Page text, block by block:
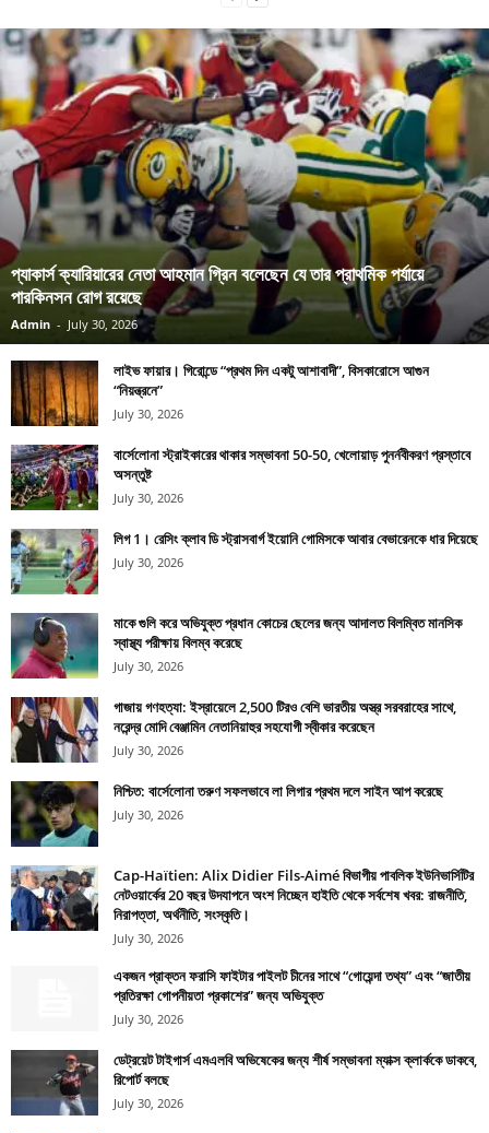
প্যাকার্স ক্যারিয়ারের নেতা আহমান গ্রিন বলেছেন যে তার প্রাথমিক পর্যায়ে
পারকিনসন রোগ রয়েছে
Admin - July 30, 2026
লাইভ ফায়ার। গিরোন্ডে “প্রথম দিন একটু আশাবাদী”, বিসকারোসে আগুন
“নিয়ন্ত্রনে”
July 30, 2026
বার্সেলোনা স্ট্রাইকারের থাকার সম্ভাবনা 50-50, খেলোয়াড় পুনর্নবীকরণ প্রস্তাবে
অসন্তুষ্ট
July 30, 2026
লিগ 1। রেসিং ক্লাব ডি স্ট্রাসবার্গ ইয়োনি গোমিসকে আবার বেভারেনকে ধার দিয়েছে
July 30, 2026
মাকে গুলি করে অভিযুক্ত প্রধান কোচের ছেলের জন্য আদালত বিলম্বিত মানসিক
স্বাস্থ্য পরীক্ষায় বিলম্ব করেছে
July 30, 2026
গাজায় গণহত্যা: ইস্রায়েলে 2,500 টিরও বেশি ভারতীয় অস্ত্র সরবরাহের সাথে,
নরেন্দ্র মোদি বেঞ্জামিন নেতানিয়াহুর সহযোগী স্বীকার করেছেন
July 30, 2026
নিশ্চিত: বার্সেলোনা তরুণ সফলভাবে লা লিগার প্রথম দলে সাইন আপ করেছে
July 30, 2026
Cap-Haïtien: Alix Didier Fils-Aimé বিভাগীয় পাবলিক ইউনিভার্সিটির
নেটওয়ার্কের 20 বছর উদযাপনে অংশ নিচ্ছেন হাইতি থেকে সর্বশেষ খবর: রাজনীতি,
নিরাপত্তা, অর্থনীতি, সংস্কৃতি।
July 30, 2026
একজন প্রাক্তন ফরাসি ফাইটার পাইলট চীনের সাথে “গোয়েন্দা তথ্য” এবং “জাতীয়
প্রতিরক্ষা গোপনীয়তা প্রকাশের” জন্য অভিযুক্ত
July 30, 2026
ডেট্রয়েট টাইগার্স এমএলবি অভিষেকের জন্য শীর্ষ সম্ভাবনা ম্যাক্স ক্লার্ককে ডাকবে,
রিপোর্ট বলছে
July 30, 2026